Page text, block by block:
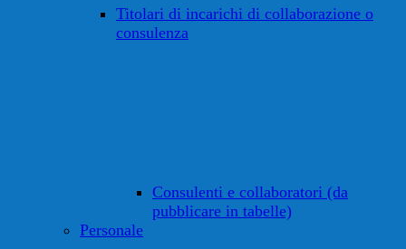
Titolari di incarichi di collaborazione o
consulenza
Consulenti e collaboratori (da
pubblicare in tabelle)
Personale